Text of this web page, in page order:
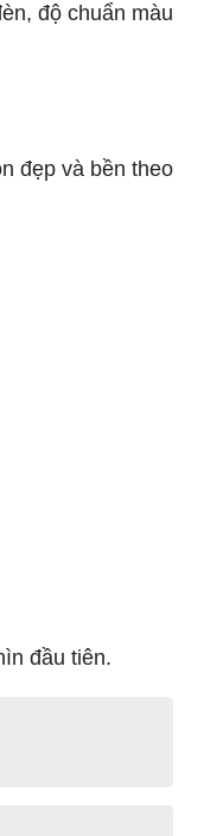
độ chuẩn màu
đẹp và bền theo
đầu tiên.